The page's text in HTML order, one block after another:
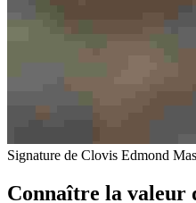
Signature de Clovis Edmond
Connaître la valeur